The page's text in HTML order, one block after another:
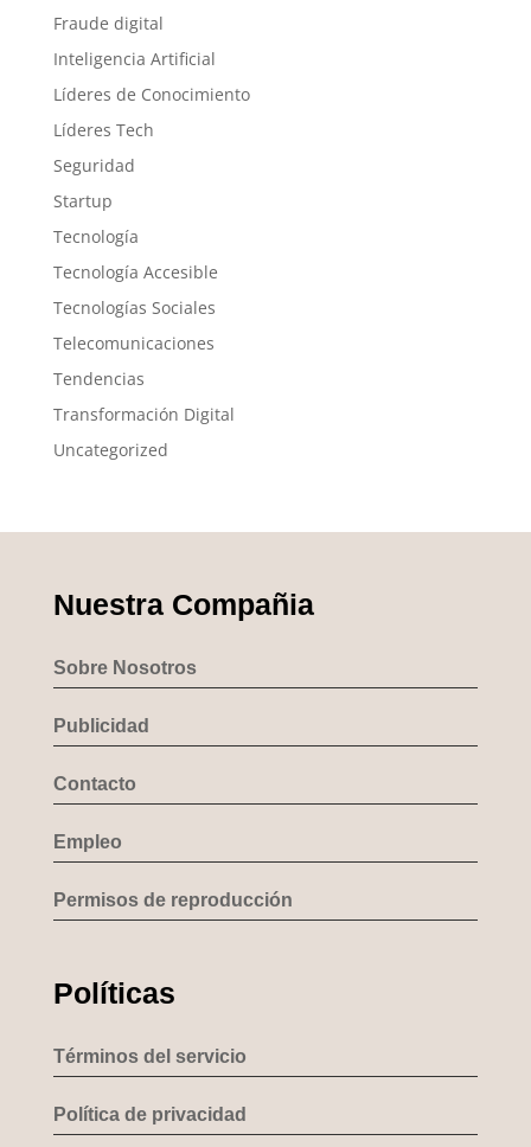
Fraude digital
Inteligencia Artificial
Líderes de Conocimiento
Líderes Tech
Seguridad
Startup
Tecnología
Tecnología Accesible
Tecnologías Sociales
Telecomunicaciones
Tendencias
Transformación Digital
Uncategorized
Nuestra Compañia
Sobre Nosotros
Publicidad
Contacto
Empleo
Permisos de reproducción
Políticas
Términos del servicio
Política de privacidad